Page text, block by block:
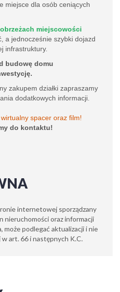
miejsce dla osób ceniących
miejscowości
a jednocześnie szybki dojazd
infrastruktury.
budowę domu
zakupem działki zapraszamy
dodatkowych informacji.
spacer oraz film!
do kontaktu!
internetowej sporządzany
nieruchomości oraz informacji
może podlegać aktualizacji i nie
art. 66 i następnych K.C.